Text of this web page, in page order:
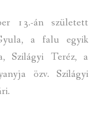
13.-án született
a falu egyik
Szilágyi Teréz, a
özv. Szilágyi